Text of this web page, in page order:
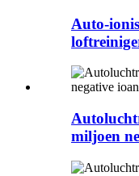
Auto-
miljoen